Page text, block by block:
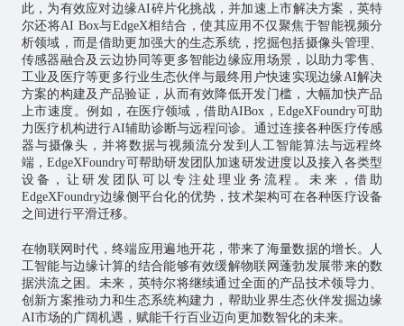
此，为有效应对边缘AI碎片化挑战，并加速上市解决方案，英特
尔还将AI Box与EdgeX相结合，使其应用不仅聚焦于智能视频分
析领域，而是借助更加强大的生态系统，挖掘包括摄像头管理、
传感器融合及云边协同等更多智能边缘应用场景，以助力零售、
工业及医疗等更多行业生态伙伴与最终用户快速实现边缘AI解决
方案的构建及产品验证，从而有效降低开发门槛，大幅加快产品
上市速度。例如，在医疗领域，借助AIBox，EdgeXFoundry可助
力医疗机构进行AI辅助诊断与远程问诊。通过连接各种医疗传感
器与摄像头，并将数据与视频流分发到人工智能算法与远程终
端，EdgeXFoundry可帮助研发团队加速研发进度以及接入各类型
设备，让研发团队可以专注处理业务流程。未来，借助
EdgeXFoundry边缘侧平台化的优势，技术架构可在各种医疗设备
之间进行平滑迁移。
在物联网 时代，终端应用遍地开花，带来了海量数据的增长。人
工智能与边缘计算的结合能够有效缓解物联网蓬勃发展带来的数
据洪流之困。未来，英特尔将继续通过全面的产品技术领导力、
创新方案推动力和生态系统构建力，帮助业界生态伙伴发掘边缘
AI市场的广阔机遇，赋能千行百业迈向更加数智化的未来。